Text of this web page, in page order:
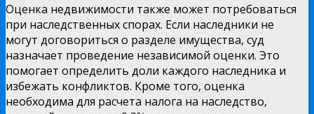
Оценка недвижимости также может потребоваться
при наследственных спорах. Если наследники не
могут договориться о разделе имущества, суд
назначает проведение независимой оценки. Это
помогает определить доли каждого наследника и
избежать конфликтов. Кроме того, оценка
необходима для расчета налога на наследство,